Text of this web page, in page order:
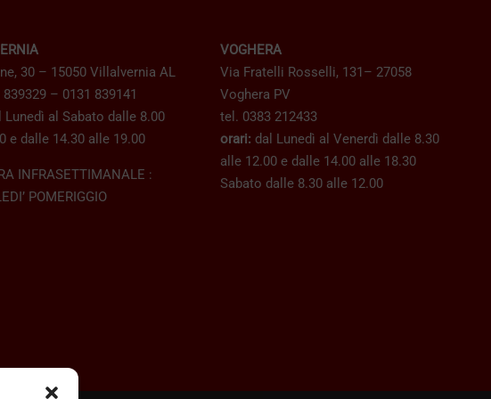
30 – 15050 Villalvernia AL
– 0131 839141
Lunedì al Sabato dalle 8.00
e dalle 14.30 alle 19.00
INFRASETTIMANALE :
POMERIGGIO
VOGHERA
Via Fratelli Rosselli, 131– 27058
Voghera PV
tel. 0383 212433
orari: dal Lunedì al Venerdì dalle 8.30
alle 12.00 e dalle 14.00 alle 18.30
Sabato dalle 8.30 alle 12.00